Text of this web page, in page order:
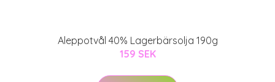
Aleppotvål 40% Lagerbärsolja 190g
159 SEK